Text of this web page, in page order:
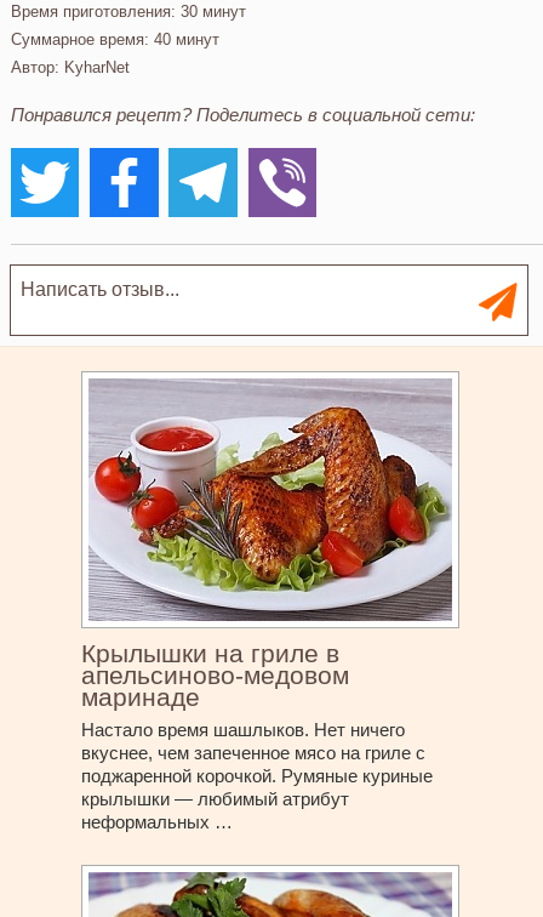
Время приготовления: 30 минут
Суммарное время: 40 минут
Автор: KyharNet
Понравился рецепт? Поделитесь в социальной сети:
Крылышки на гриле в
апельсиново-медовом
маринаде
Настало время шашлыков. Нет ничего
вкуснее, чем запеченное мясо на гриле с
поджаренной корочкой. Румяные куриные
крылышки — любимый атрибут
неформальных …